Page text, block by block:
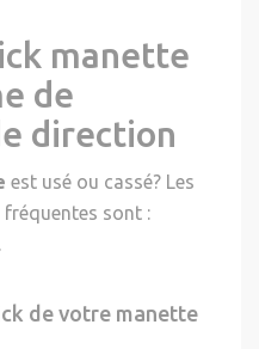
manette
de
direction
est usé ou cassé? Les
fréquentes sont :
de votre manette